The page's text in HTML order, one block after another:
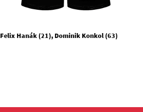
Felix Hanák (21), Dominik Konkol (63)